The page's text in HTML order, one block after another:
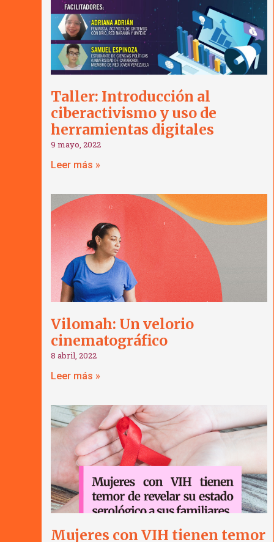
Taller: Introducción al
ciberactivismo y uso de
herramientas digitales
9 mayo, 2022
Leer más »
Vilomah: Un velorio
cinematográfico
8 abril, 2022
Leer más »
Mujeres con VIH tienen temor